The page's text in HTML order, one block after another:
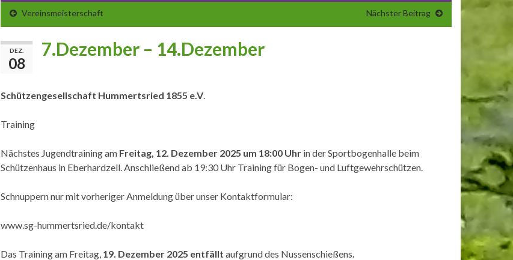
Vereinsmeisterschaft Nächster Beitrag
DEZ.
08
7.Dezember – 14.Dezember
Schützengesellschaft Hummertsried 1855 e.V.
Training
Nächstes Jugendtraining am Freitag, 12. Dezember 2025 um 18:00 Uhr in der Sportbogenhalle beim
Schützenhaus in Eberhardzell. Anschließend ab 19:30 Uhr Training für Bogen- und Luftgewehrschützen.
Schnuppern nur mit vorheriger Anmeldung über unser Kontaktformular:
www.sg-hummertsried.de/kontakt
Das Training am Freitag, 19. Dezember 2025 entfällt aufgrund des Nussenschießens.